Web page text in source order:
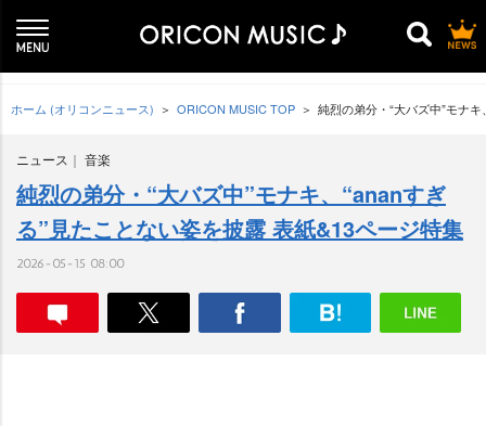
ホーム (オリコンニュース) ORICON MUSIC TOP 純烈の弟分・“大バズ中”モナ
ニュース 音楽
純烈の弟分・“大バズ中”モナキ、“ananすぎ
る”見たことない姿を披露 表紙&13ページ特集
2026-05-15 08:00